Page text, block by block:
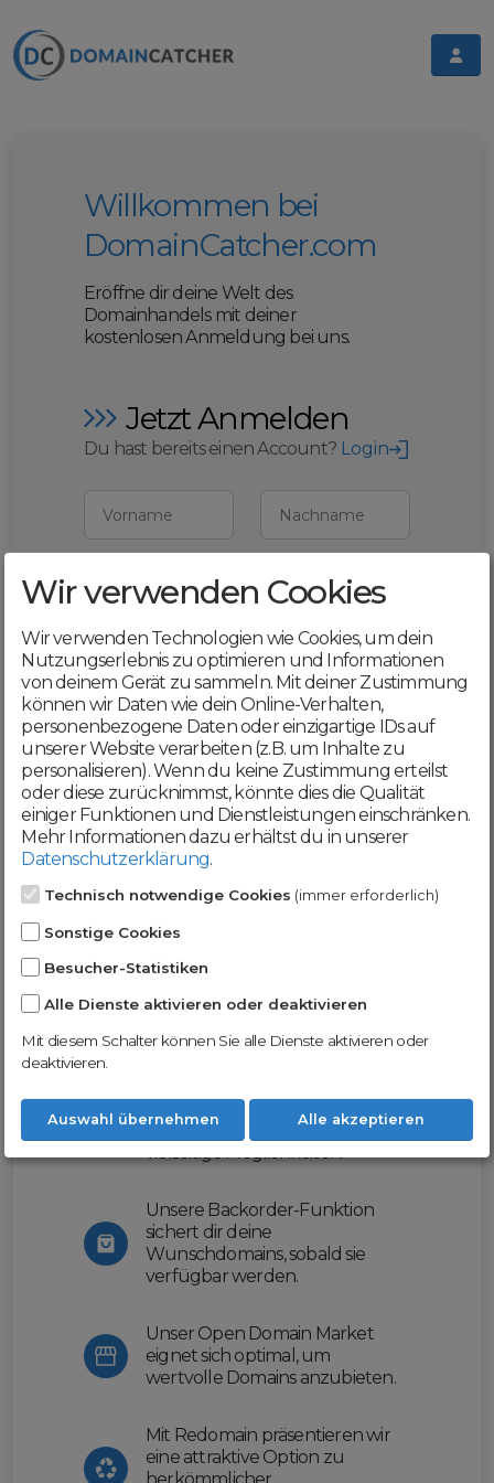
Willkommen bei
DomainCatcher.com
Eröffne dir deine Welt des
Domainhandels mit deiner
kostenlosen Anmeldung bei uns.
Jetzt Anmelden
Du hast bereits einen Account? Login
Vorname Nachname
E-Mail
Mit deiner Registrierung bestätigst du,
dass du dieAGBund
Datenschutzerklärung akzeptierst
Weiter
Werde jetzt Teil der
DomainCatcher-
Community!
Nutze unsere Erfahrung und profitiere
erleichtern wir dir den
Domainhandel und bieten dir
vielseitige Möglichkeiten.
Unsere Backorder-Funktion
sichert dir deine
Wunschdomains, sobald sie
verfügbar werden.
Unser Open Domain Market
eignet sich optimal, um
wertvolle Domains anzubieten.
Mit Redomain präsentieren wir
eine attraktive Option zu
Wir verwenden Cookies
Wir verwenden Technologien wie Cookies, um dein
Nutzungserlebnis zu optimieren und Informationen
von deinem Gerät zu sammeln. Mit deiner Zustimmung
können wir Daten wie dein Online-Verhalten,
personenbezogene Daten oder einzigartige IDs auf
unserer Website verarbeiten (z.B. um Inhalte zu
personalisieren). Wenn du keine Zustimmung erteilst
oder diese zurücknimmst, könnte dies die Qualität
einiger Funktionen und Dienstleistungen einschränken.
Mehr Informationen dazu erhältst du in unserer
Datenschutzerklärung.
Technisch notwendige Cookies (immer erforderlich)
Sonstige Cookies
Besucher-Statistiken
Alle Dienste aktivieren oder deaktivieren
Mit diesem Schalter können Sie alle Dienste aktivieren oder
deaktivieren.
Auswahl übernehmen Alle akzeptieren